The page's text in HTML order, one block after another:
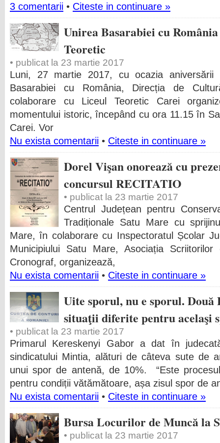
3 comentarii • Citeste in continuare »
Unirea Basarabiei cu
Teoretic
• publicat la 23 martie 2017
Luni, 27 martie 2017, cu ocazia
Basarabiei cu România, Direcția de
colaborare cu Liceul Teoretic Carei
momentului istoric, începând cu ora 11.15 în
Carei. Vor
Nu exista comentarii • Citeste in continuare »
Dorel Vişan onorează cu
concursul RECITATIO
• publicat la 23 martie 2017
Centrul Județean pentru
Tradiționale Satu Mare cu
Mare, în colaborare cu Inspectoratul Școlar
Municipiului Satu Mare, Asociația
Cronograf, organizează,
Nu exista comentarii • Citeste in continuare »
Uite sporul, nu e sporul.
situaţii diferite pentru acelaşi
• publicat la 23 martie 2017
Primarul Kereskenyi Gabor a dat în
sindicatului Mintia, alături de câteva sute de
unui spor de antenă, de 10%. “Este
pentru condiții vătămătoare, așa zisul spor de
Nu exista comentarii • Citeste in continuare »
Bursa Locurilor de Muncă la
• publicat la 23 martie 2017